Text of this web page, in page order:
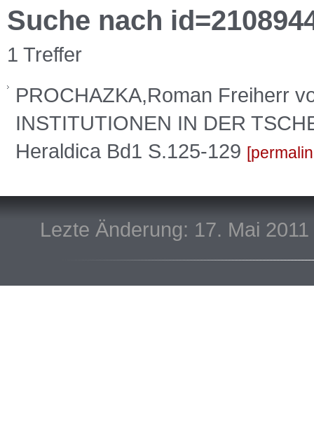
Suche nach
1 Treffer
PROCHAZKA,Roman Freiherr
INSTITUTIONEN IN DER
Heraldica Bd1 S.125-129
Lezte Änderung: 17. Mai